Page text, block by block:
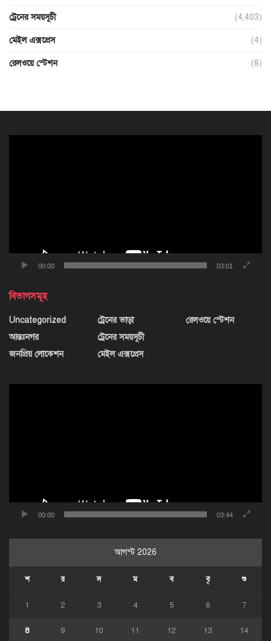
ট্রেনের সময়সূচী (4,403)
মেইল এক্সপ্রেস (4)
রেলওয়ে স্টেশন (8)
00:00 03:01
বিভাগসমূহ
Uncategorized
আন্তঃনগর
জনপ্রিয় লোকেশন
ট্রেনের ভাড়া
ট্রেনের সময়সূচী
মেইল এক্সপ্রেস
রেলওয়ে স্টেশন
00:00 03:44
আগস্ট 2026
শ র স ম ব বৃ শু
1 2 3 4 5 6 7
8 9 10 11 12 13 14